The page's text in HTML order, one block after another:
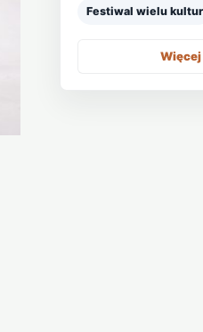
Festiwal wielu kultur